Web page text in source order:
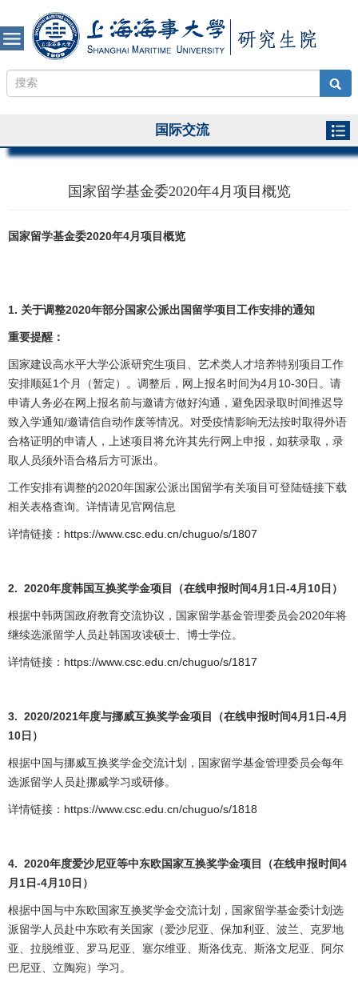
国际交流
国家留学基金委2020年4月项目概览
国家留学基金委2020年4月项目概览
1. 关于调整2020年部分国家公派出国留学项目工作安排的通知
重要提醒：
国家建设高水平大学公派研究生项目、艺术类人才培养特别项目工作
安排顺延1个月（暂定）。调整后，网上报名时间为4月10-30日。请
申请人务必在网上报名前与邀请方做好沟通，避免因录取时间推迟导
致入学通知/邀请信自动作废等情况。对受疫情影响无法按时取得外语
合格证明的申请人，上述项目将允许其先行网上申报，如获录取，录
取人员须外语合格后方可派出。
工作安排有调整的2020年国家公派出国留学有关项目可登陆链接下载
相关表格查询。详情请见官网信息
详情链接： https://www.csc.edu.cn/chuguo/s/1807
2. 2020年度韩国互换奖学金项目（在线申报时间4月1日-4月10日）
根据中韩两国政府教育交流协议，国家留学基金管理委员会2020年将
继续选派留学人员赴韩国攻读硕士、博士学位。
详情链接： https://www.csc.edu.cn/chuguo/s/1817
3. 2020/2021年度与挪威互换奖学金项目（在线申报时间4月1日-4月
10日）
根据中国与挪威互换奖学金交流计划，国家留学基金管理委员会每年
选派留学人员赴挪威学习或研修。
详情链接： https://www.csc.edu.cn/chuguo/s/1818
4. 2020年度爱沙尼亚等中东欧国家互换奖学金项目（在线申报时间4
月1日-4月10日）
根据中国与中东欧国家互换奖学金交流计划，国家留学基金委计划选
派留学人员赴中东欧有关国家（爱沙尼亚、保加利亚、波兰、克罗地
亚、拉脱维亚、罗马尼亚、塞尔维亚、斯洛伐克、斯洛文尼亚、阿尔
巴尼亚、立陶宛）学习。